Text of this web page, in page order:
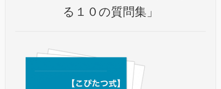
る１０の質問集」